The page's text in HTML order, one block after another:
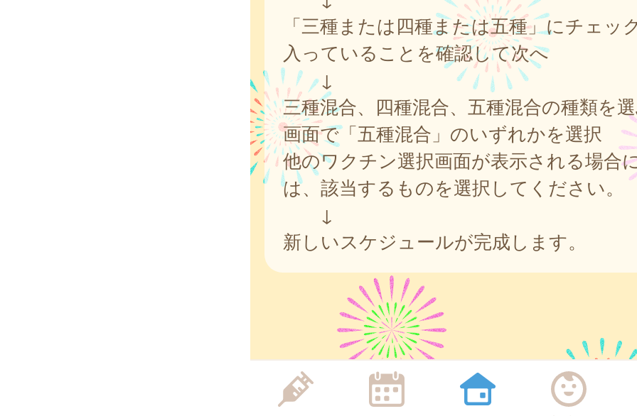
「三種または四種または五種」にチェッ
入っていることを確認して次へ
↓
三種混合、四種混合、五種混合の種類を
画面で「五種混合」のいずれかを選択
他のワクチン選択画面が表示される場合
は、該当するものを選択してください。
↓
新しいスケジュールが完成します。